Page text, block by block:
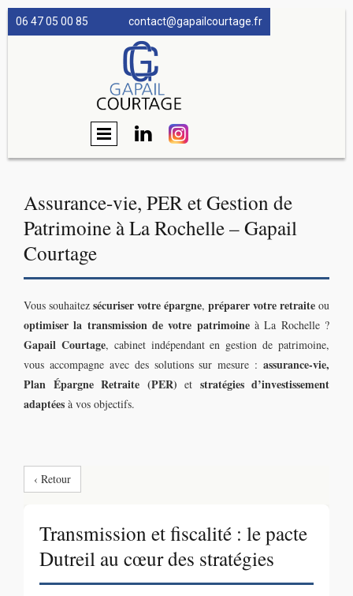
06 47 05 00 85 contact@gapailcourtage.fr

Assurance-vie, PER et Gestion de
Patrimoine à La Rochelle – Gapail
Courtage
Vous souhaitez sécuriser votre épargne, préparer votre retraite ou
optimiser la transmission de votre patrimoineà La Rochelle ?
Gapail Courtage, cabinet indépendant en gestion de patrimoine,
vous accompagne avec des solutions sur mesure : assurance-vie,
Plan Épargne Retraite (PER) et stratégies d’investissement
adaptées à vos objectifs.
‹ Retour
Transmission et fiscalité : le pacte
Dutreil au cœur des stratégies